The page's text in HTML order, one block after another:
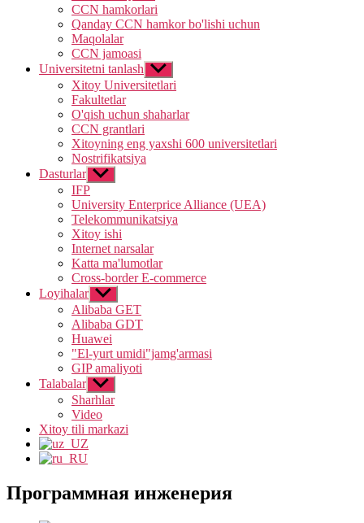
CCN hamkorlari
Qanday CCN hamkor bo'lishi uchun
Maqolalar
CCN jamoasi
Universitetni tanlash Show
sub
menu
Xitoy Universitetlari
Fakultetlar
O'qish uchun shaharlar
CCN grantlari
Xitoyning eng yaxshi 600 universitetlari
Nostrifikatsiya
Dasturlar Show
sub
menu
IFP
University Enterprice Alliance (UEA)
Telekommunikatsiya
Xitoy ishi
Internet narsalar
Katta ma'lumotlar
Cross-border E-commerce
Loyihalar Show
sub
menu
Alibaba GET
Alibaba GDT
Huawei
"El-yurt umidi"jamg'armasi
GIP amaliyoti
Talabalar Show
sub
menu
Sharhlar
Video
Xitoy tili markazi
Программная инженерия